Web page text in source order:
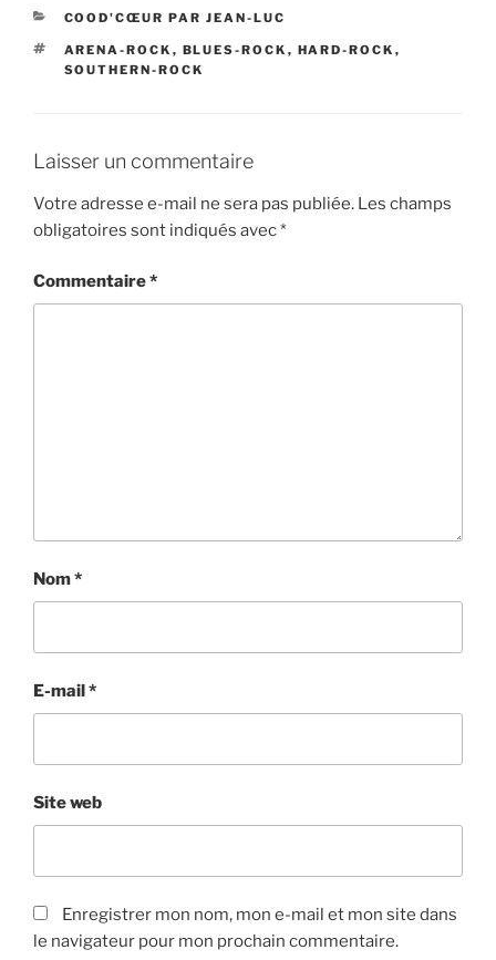
CATÉGORIES
COOD'CŒUR PAR JEAN-LUC
ÉTIQUETTES
ARENA-ROCK , BLUES-ROCK , HARD-ROCK ,
SOUTHERN-ROCK
Laisser un commentaire
Votre adresse e-mail ne sera pas publiée. Les champs
obligatoires sont indiqués avec*
Commentaire*
Nom*
E-mail*
Site web
Enregistrer mon nom, mon e-mail et mon site dans
le navigateur pour mon prochain commentaire.